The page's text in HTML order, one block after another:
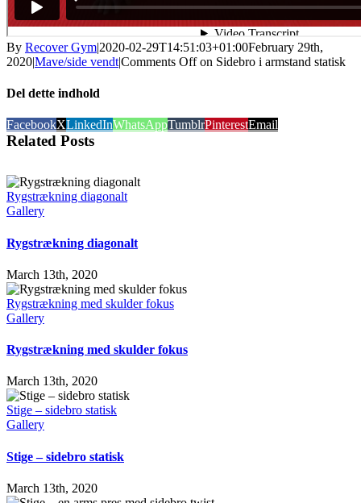
By Recover Gym|2020-02-29T14:51:03+01:00February 29th,
2020|Mave/side vendt|Comments Offon Sidebro i armstand statisk
Del dette indhold
FacebookXLinkedInWhatsAppTumblrPinterestEmail
Related Posts
Rygstrækning diagonalt
Gallery
Rygstrækning diagonalt
March 13th, 2020
Rygstrækning med skulder fokus
Gallery
Rygstrækning med skulder fokus
March 13th, 2020
Stige – sidebro statisk
Gallery
Stige – sidebro statisk
March 13th, 2020